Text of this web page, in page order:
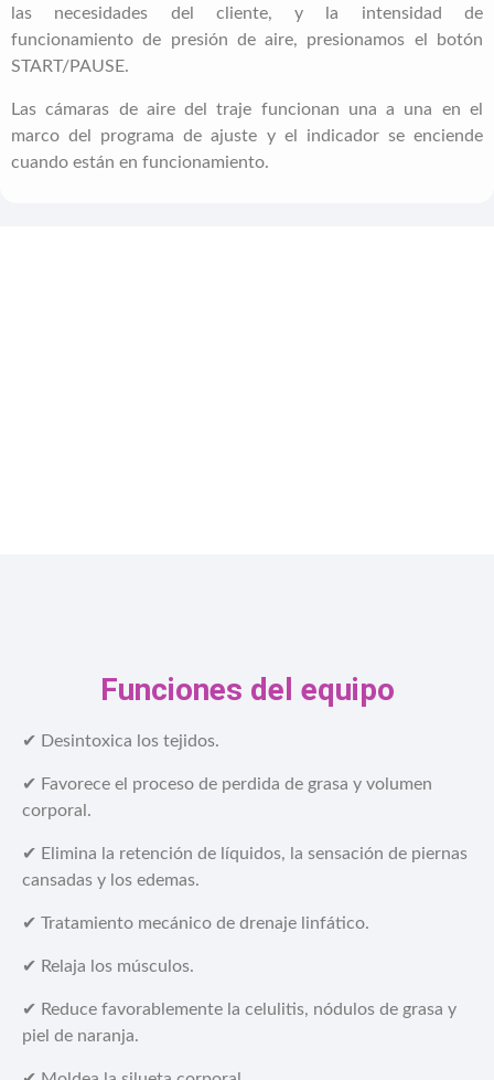
las necesidades del cliente, y la intensidad de
funcionamiento de presión de aire, presionamos el botón
START/PAUSE.
Las cámaras de aire del traje funcionan una a una en el
marco del programa de ajuste y el indicador se enciende
cuando están en funcionamiento.
Funciones del equipo
✔ Desintoxica los tejidos.
✔ Favorece el proceso de perdida de grasa y volumen
corporal.
✔ Elimina la retención de líquidos, la sensación de piernas
cansadas y los edemas.
✔ Tratamiento mecánico de drenaje linfático.
✔ Relaja los músculos.
✔ Reduce favorablemente la celulitis, nódulos de grasa y
piel de naranja.